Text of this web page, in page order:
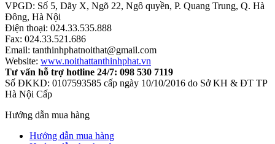
VPGD: Số 5, Dãy X, Ngõ 22, Ngô quyền, P. Quang Trung, Q. Hà
Đông, Hà Nội
Điện thoại: 024.33.535.888
Fax: 024.33.521.686
Email: tanthinhphatnoithat@gmail.com
Website: www.noithattanthinhphat.vn
Tư vấn hỗ trợ hotline 24/7: 098 530 7119
Số ĐKKD: 0107593585 cấp ngày 10/10/2016 do Sở KH & ĐT TP
Hà Nội Cấp
Hướng dẫn mua hàng
Hướng dẫn mua hàng